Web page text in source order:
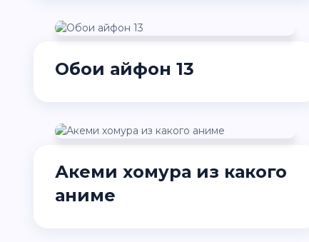
Обои айфон 13
Акеми хомура из какого
аниме